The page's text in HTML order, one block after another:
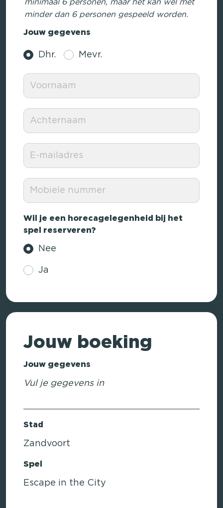
minimaal 6 personen, maar het kan wel met
minder dan 6 personen gespeeld worden.
Jouw gegevens
Dhr. Mevr.
Wil je een horecagelegenheid bij het
spel reserveren?
Nee
Ja
Jouw boeking
Jouw gegevens
Vul je gegevens in
Stad
Zandvoort
Spel
Escape in the City